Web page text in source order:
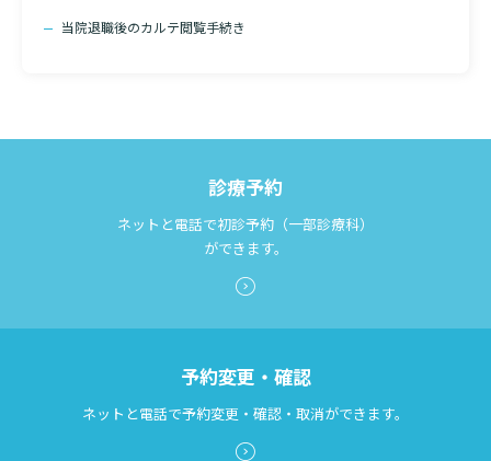
当院退職後のカルテ閲覧手続き
診療予約
ネットと電話で初診予約（一部診療科）
ができます。
予約変更・確認
ネットと電話で予約変更・確認・取消ができます。